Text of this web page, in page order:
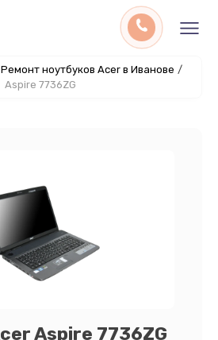
Ремонт ноутбуков Acer в Иванове /
Aspire 7736ZG
Aspire 7736ZG